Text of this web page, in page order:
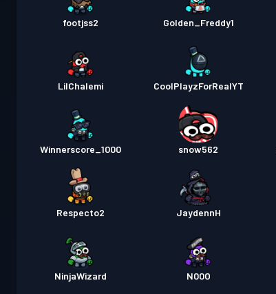
Golden_Freddy1
footjss2
CoolPlayzForRealYT
LilChalemi
snow562
Winnerscore_1000
JaydennH
Respecto2
N00O
NinjaWizard